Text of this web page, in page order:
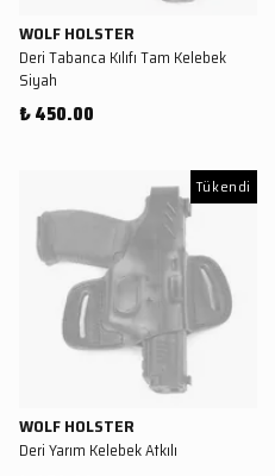
WOLF HOLSTER
Deri Tabanca Kılıfı Tam Kelebek
Siyah
₺ 450.00
Tükendi
WOLF HOLSTER
Deri Yarım Kelebek Atkılı